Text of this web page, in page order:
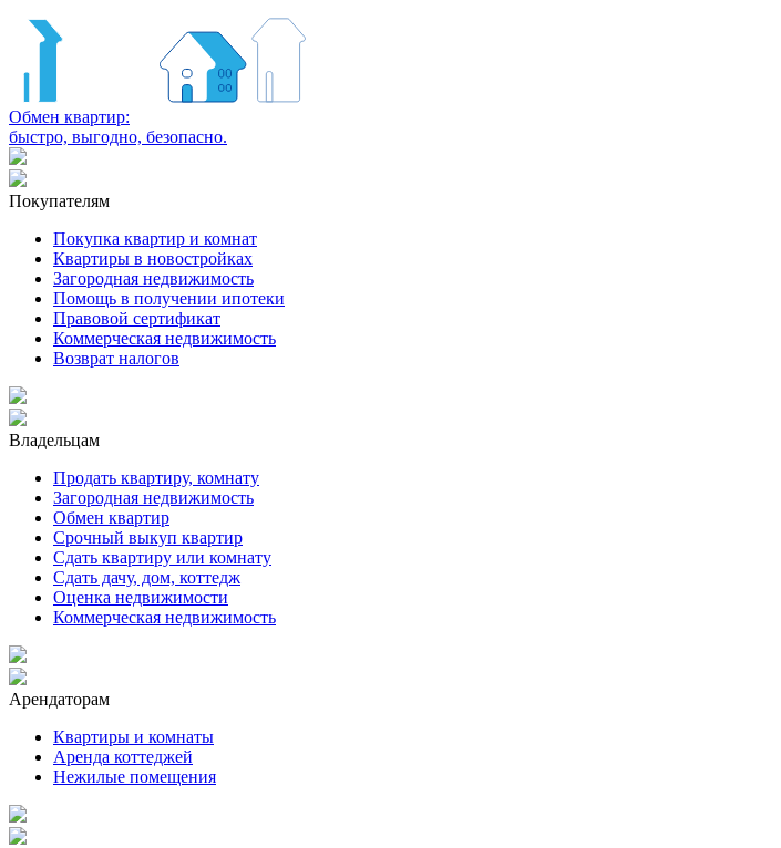
Обмен квартир:
быстро, выгодно, безопасно.
Покупателям
Покупка квартир и комнат
Квартиры в новостройках
Загородная недвижимость
Помощь в получении ипотеки
Правовой сертификат
Коммерческая недвижимость
Возврат налогов
Владельцам
Продать квартиру, комнату
Загородная недвижимость
Обмен квартир
Срочный выкуп квартир
Сдать квартиру или комнату
Сдать дачу, дом, коттедж
Оценка недвижимости
Коммерческая недвижимость
Арендаторам
Квартиры и комнаты
Аренда коттеджей
Нежилые помещения